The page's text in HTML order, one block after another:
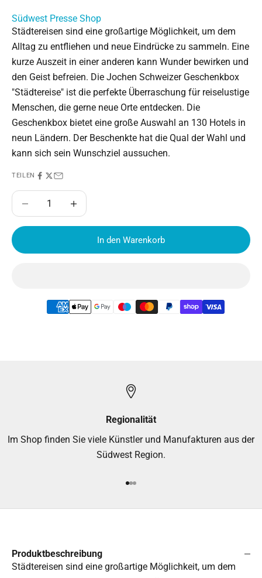
Südwest Presse Shop
Städtereisen sind eine großartige Möglichkeit, um dem
Alltag zu entfliehen und neue Eindrücke zu sammeln. Eine
kurze Auszeit in einer anderen kann Wunder bewirken und
den Geist befreien. Die Jochen Schweizer Geschenkbox
"Städtereise" ist die perfekte Überraschung für reiselustige
Menschen, die gerne neue Orte entdecken. Die
Geschenkbox bietet eine große Auswahl an 130 Hotels in
neun Ländern. Der Beschenkte hat die Qual der Wahl und
kann sich sein Wunschziel aussuchen.
TEILEN
Anzahl verringernAnzahl erhöhen
In den Warenkorb
Regionalität
Im Shop finden Sie viele Künstler und Manufakturen aus der
Südwest Region.
Gehe zu Element 1
Gehe zu Element 2
Gehe zu Element 3
Produktbeschreibung
Städtereisen sind eine großartige Möglichkeit, um dem